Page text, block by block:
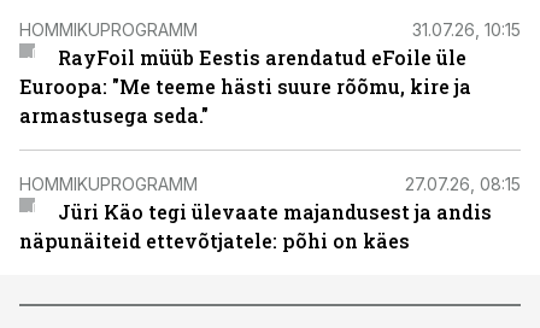
HOMMIKUPROGRAMM 31.07.26, 10:15
RayFoil müüb Eestis arendatud eFoile üle
Euroopa: "Me teeme hästi suure rõõmu, kire ja
armastusega seda."
HOMMIKUPROGRAMM 27.07.26, 08:15
Jüri Käo tegi ülevaate majandusest ja andis
näpunäiteid ettevõtjatele: põhi on käes